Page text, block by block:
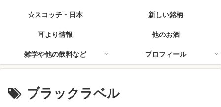
☆スコッチ・日本
新しい銘柄
耳より情報
他のお酒
雑学や他の飲料など
プロフィール
ブラックラベル